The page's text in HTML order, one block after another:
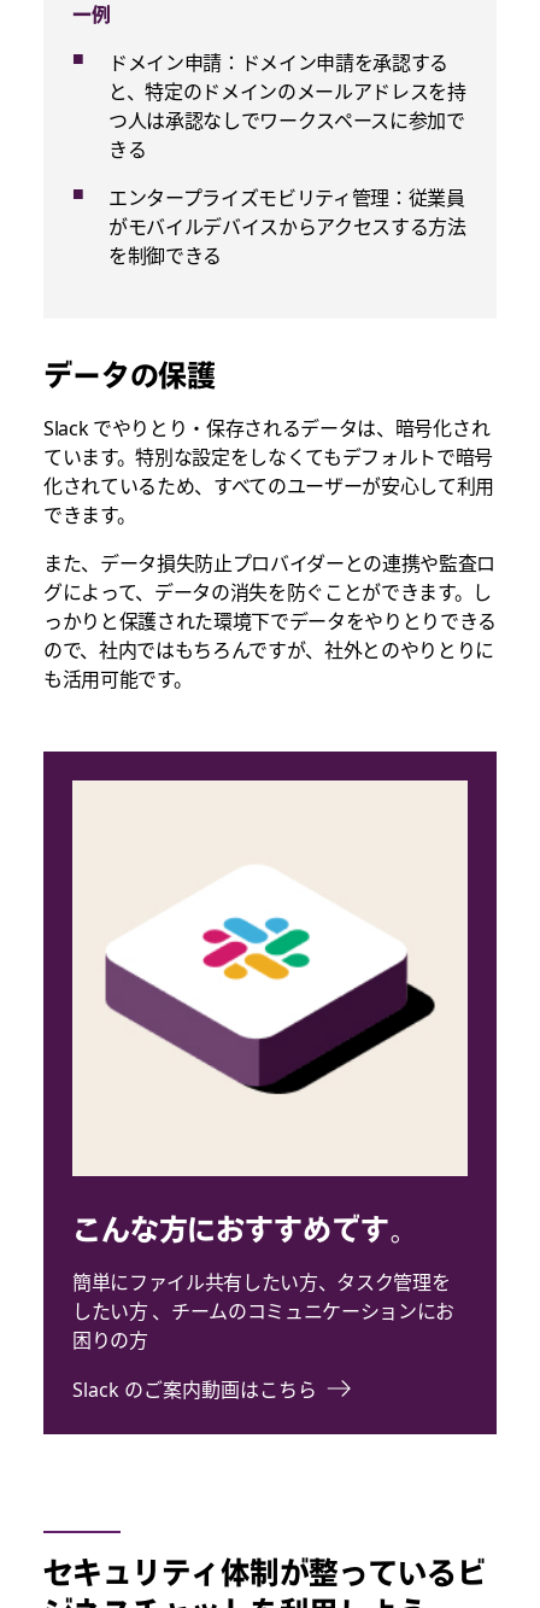
一例
ドメイン申請：ドメイン申請を承認する
と、特定のドメインのメールアドレスを持
つ人は承認なしでワークスペースに参加で
きる
エンタープライズモビリティ管理：従業員
がモバイルデバイスからアクセスする方法
を制御できる
データの保護
Slack でやりとり・保存されるデータは、暗号化され
ています。特別な設定をしなくてもデフォルトで暗号
化されているため、すべてのユーザーが安心して利用
できます。
また、データ損失防止プロバイダーとの連携や監査ロ
グによって、データの消失を防ぐことができます。し
っかりと保護された環境下でデータをやりとりできる
ので、社内ではもちろんですが、社外とのやりとりに
も活用可能です。
こんな方におすすめです。
簡単にファイル共有したい方、タスク管理を
したい方 、チームのコミュニケーションにお
困りの方
Slack のご案内動画はこちら
セキュリティ体制が整っているビ